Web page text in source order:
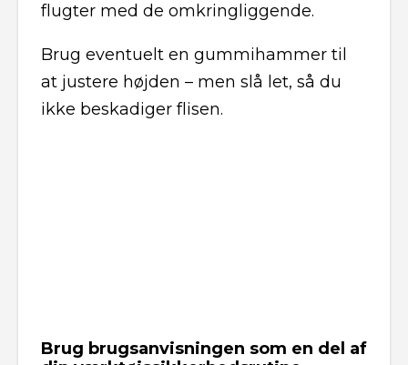
flugter med de omkringliggende.
Brug eventuelt en gummihammer til
at justere højden – men slå let, så du
ikke beskadiger flisen.
Brug brugsanvisningen som en del af